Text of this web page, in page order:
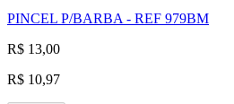
PINCEL P/BARBA - REF 979BM
R$ 13,00
R$ 10,97